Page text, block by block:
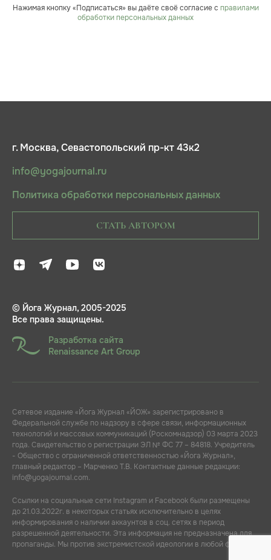
Нажимая кнопку «Подписаться» вы даёте своё согласие с правилами
обработки персональных данных
г. Москва, Севастопольский пр-кт 43к2
info@yogajournal.ru
Политика обработки персональных данных
СТАТЬ АВТОРОМ
© Йога Журнал, 2005-2025
Все права защищены.
Разработка сайта
Renaissance Art Group
Сетевое издание «Йога Журнал «ЙОЖ» зарегистрировано в
Федеральной службе по надзору в сфере связи, информационных
технологий и массовых коммуникаций (Роскомнадзор) 03 марта 2023
года. Свидетельство о регистрации ЭЛ № ФС 77 – 84818. Учредитель
- Общество с ограниченной ответственностью «Йога Журнал»,
главный редактор – Марченко Т.В. Контактные данные редакции:
info@yogajournal.com.
Ссылки на социальные сети Instagram и Facebook были размещены
до 21.03.2022г. в некоторых статьях исключительно в целях
информирования о наличии аккаунтов в соц. сетях в период
разрешенной деятельности. Эта информация не предназначена для
пропаганды. Мы против экстремистской идеологии в любой форме.